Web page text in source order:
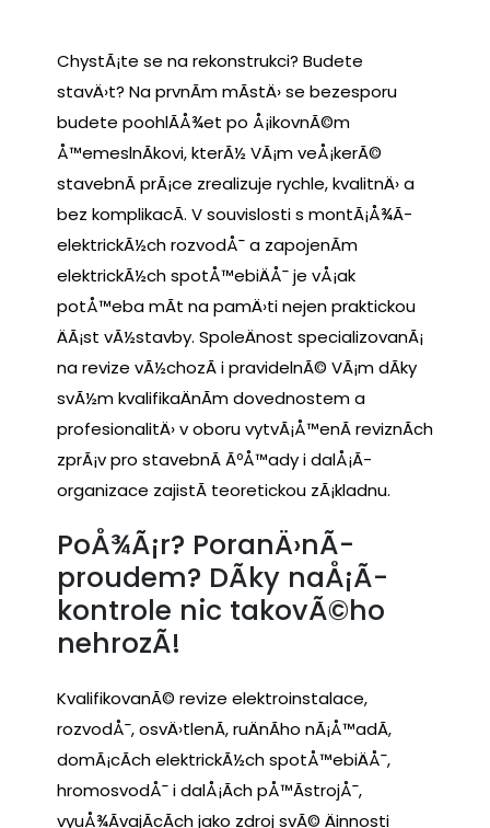
ChystÃ¡te se na rekonstrukci? Budete
stavÄ›t? Na prvnÃ­m mÃ­stÄ› se bezesporu
budete poohlÃ­Å¾et po Å¡ikovnÃ©m
Å™emeslnÃ­kovi, kterÃ½ VÃ¡m veÅ¡kerÃ©
stavebnÃ­ prÃ¡ce zrealizuje rychle, kvalitnÄ› a
bez komplikacÃ­. V souvislosti s montÃ¡Å¾Ã­
elektrickÃ½ch rozvodÅ¯ a zapojenÃ­m
elektrickÃ½ch spotÅ™ebiÄÅ¯ je vÅ¡ak
potÅ™eba mÃ­t na pamÄ›ti nejen praktickou
ÄÃ¡st vÃ½stavby. SpoleÄnost specializovanÃ¡
na revize vÃ½chozÃ­ i pravidelnÃ© VÃ¡m dÃ­ky
svÃ½m kvalifikaÄnÃ­m dovednostem a
profesionalitÄ› v oboru vytvÃ¡Å™enÃ­ reviznÃ­ch
zprÃ¡v pro stavebnÃ­ ÃºÅ™ady i dalÅ¡Ã­
organizace zajistÃ­ teoretickou zÃ¡kladnu.
PoÅ¾Ã¡r? PoranÄ›nÃ­
proudem? DÃ­ky naÅ¡Ã­
kontrole nic takovÃ©ho
nehrozÃ­!
KvalifikovanÃ© revize elektroinstalace,
rozvodÅ¯, osvÄ›tlenÃ­, ruÄnÃ­ho nÃ¡Å™adÃ­,
domÃ¡cÃ­ch elektrickÃ½ch spotÅ™ebiÄÅ¯,
hromosvodÅ¯ i dalÅ¡Ã­ch pÅ™Ã­strojÅ¯,
vyuÅ¾Ã­vajÃ­cÃ­ch jako zdroj svÃ© Äinnosti